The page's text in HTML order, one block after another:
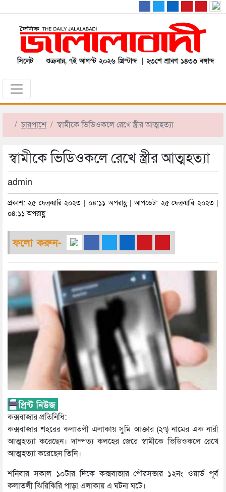
সিলেট শুক্রবার, ৭ই আগস্ট ২০২৬ খ্রিস্টাব্দ | ২৩শে শ্রাবণ ১৪৩৩ বঙ্গাব্দ
চারপাশে স্বামীকে ভিডিওকলে রেখে স্ত্রীর আত্মহত্যা
স্বামীকে ভিডিওকলে রেখে স্ত্রীর আত্মহত্যা
admin
প্রকাশ: ২৫ ফেব্রুয়ারি ২০২৩ | ০৪:১১ অপরাহ্ণ | আপডেট: ২৫ ফেব্রুয়ারি ২০২৩ |
০৪:১১ অপরাহ্ণ
ফলো করুন-
কক্সবাজার প্রতিনিধি:
কক্সবাজার শহরের কলাতলী এলাকায় সুমি আক্তার (২৭) নামের এক নারী
আত্মহত্যা করেছেন। দাম্পত্য কলহের জেরে স্বামীকে ভিডিওকলে রেখে
আত্মহত্যা করেছেন তিনি।
শনিবার সকাল ১০টার দিকে কক্সবাজার পৌরসভার ১২নং ওয়ার্ড পূর্ব
কলাতলী ঝিরিঝিরি পাড়া এলাকায় এ ঘটনা ঘটে।